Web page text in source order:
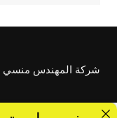
شركة المهندس منسي